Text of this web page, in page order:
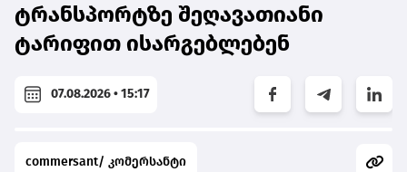
ტრანსპორტზე შეღავათიანი
ტარიფით ისარგებლებენ
07.08.2026 • 15:17
commersant/ კომერსანტი